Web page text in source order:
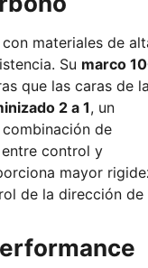
materiales de
Su marco
que las caras de la
2 a 1, un
control y
mayor
de la dirección de